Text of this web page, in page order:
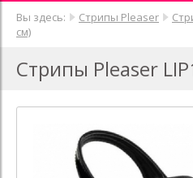
Вы здесь: Стрипы Pleaser
см)
Стрипы Pleaser